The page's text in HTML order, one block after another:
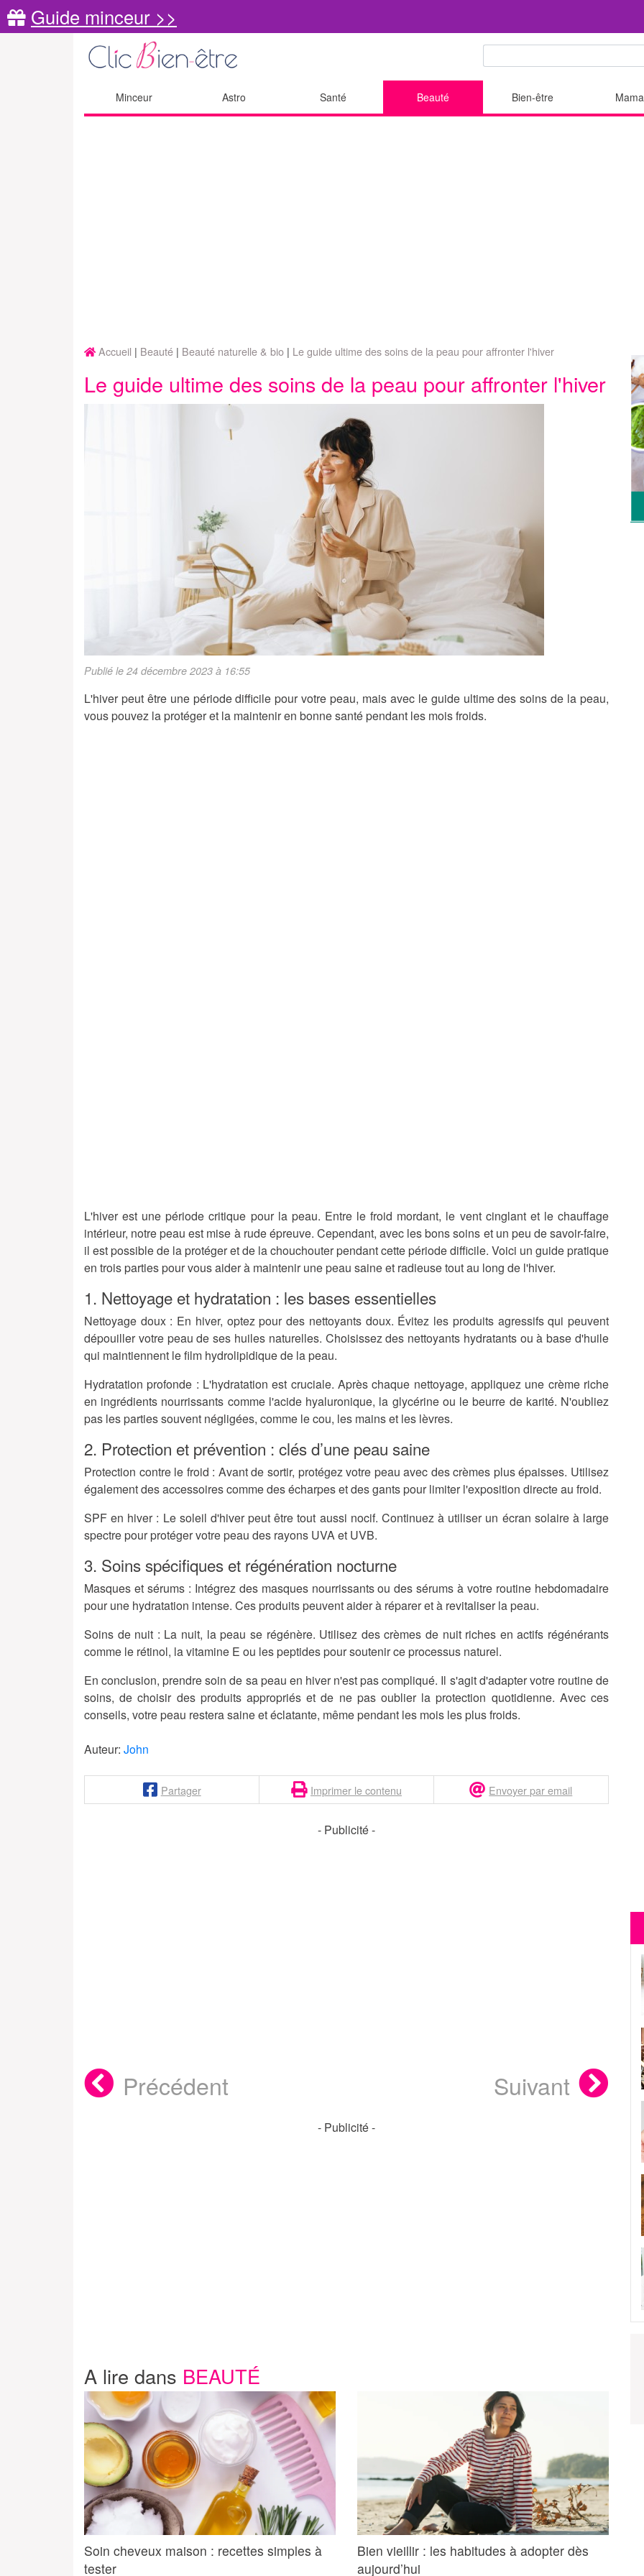
Guide minceur >>
Minceur Astro Santé Beauté Bien-être
Accueil Beauté Beauté naturelle & bio Le guide ultime des soins de la peau pour affronter l'hiver
Le guide ultime des soins de la peau pour affronter l'hiver
Publié le 24 décembre 2023 à 16:55
L'hiver peut être une période difficile pour votre peau, mais avec le guide ultime des soins de la peau,
vous pouvez la protéger et la maintenir en bonne santé pendant les mois froids.
L'hiver est une période critique pour la peau. Entre le froid mordant, le vent cinglant et le chauffage
intérieur, notre peau est mise à rude épreuve. Cependant, avec les bons soins et un peu de savoir-faire,
il est possible de la protéger et de la chouchouter pendant cette période difficile. Voici un guide pratique
en trois parties pour vous aider à maintenir une peau saine et radieuse tout au long de l'hiver.
1. Nettoyage et hydratation : les bases essentielles
Nettoyage doux : En hiver, optez pour des nettoyants doux. Évitez les produits agressifs qui peuvent
dépouiller votre peau de ses huiles naturelles. Choisissez des nettoyants hydratants ou à base d'huile
qui maintiennent le film hydrolipidique de la peau.
Hydratation profonde : L'hydratation est cruciale. Après chaque nettoyage, appliquez une crème riche
en ingrédients nourrissants comme l'acide hyaluronique, la glycérine ou le beurre de karité. N'oubliez
pas les parties souvent négligées, comme le cou, les mains et les lèvres.
2. Protection et prévention : clés d’une peau saine
Protection contre le froid : Avant de sortir, protégez votre peau avec des crèmes plus épaisses. Utilisez
également des accessoires comme des écharpes et des gants pour limiter l'exposition directe au froid.
SPF en hiver : Le soleil d'hiver peut être tout aussi nocif. Continuez à utiliser un écran solaire à large
spectre pour protéger votre peau des rayons UVA et UVB.
3. Soins spécifiques et régénération nocturne
Masques et sérums : Intégrez des masques nourrissants ou des sérums à votre routine hebdomadaire
pour une hydratation intense. Ces produits peuvent aider à réparer et à revitaliser la peau.
Soins de nuit : La nuit, la peau se régénère. Utilisez des crèmes de nuit riches en actifs régénérants
comme le rétinol, la vitamine E ou les peptides pour soutenir ce processus naturel.
En conclusion, prendre soin de sa peau en hiver n'est pas compliqué. Il s'agit d'adapter votre routine de
soins, de choisir des produits appropriés et de ne pas oublier la protection quotidienne. Avec ces
conseils, votre peau restera saine et éclatante, même pendant les mois les plus froids.
Auteur: John
Partager Imprimer le contenu Envoyer par email
- Publicité -
Précédent Suivant
- Publicité -
A lire dans BEAUTÉ
Soin cheveux maison : recettes simples à
tester
Bien vieillir : les habitudes à adopter dès
aujourd’hui